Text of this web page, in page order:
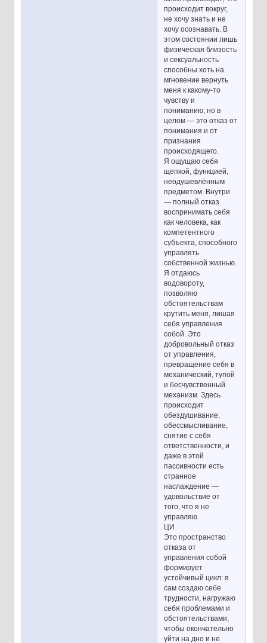
происходит вокруг,
не хочу знать и не
хочу осознавать. В
этом состоянии лишь
физическая близость
и сексуальность
способны хоть на
мгновение вернуть
меня к какому-то
чувству и
пониманию, но в
целом — это отказ от
понимания и от
признания
происходящего.
Я ощущаю себя
щепкой, функцией,
неодушевлённым
предметом. Внутри
— полный отказ
воспринимать себя
как человека, как
компетентного
субъекта, способного
управлять
собственной жизнью.
Я отдаюсь
водовороту,
позволяю
обстоятельствам
крутить меня, лишая
себя управления
собой. Это
добровольный отказ
от управления,
превращение себя в
механический, тупой
и бесчувственный
механизм. Здесь
происходит
обездушивание,
обессмысливание,
снятие с себя
ответственности, и
даже в этой
пассивности есть
странное
наслаждение —
удовольствие от
того, что я не
управляю.
ЦИ
Это пространство
отказа от
управления собой
формирует
устойчивый цикл: я
сам создаю себе
трудности, нагружаю
себя проблемами и
обстоятельствами,
чтобы окончательно
уйти на дно и не